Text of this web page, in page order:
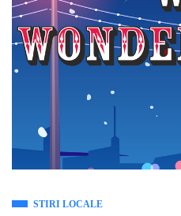
STIRI LOCALE